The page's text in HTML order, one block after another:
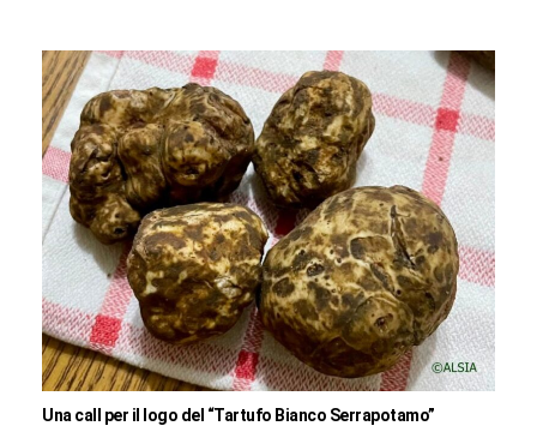
Una call per il logo del “Tartufo Bianco Serrapotamo”